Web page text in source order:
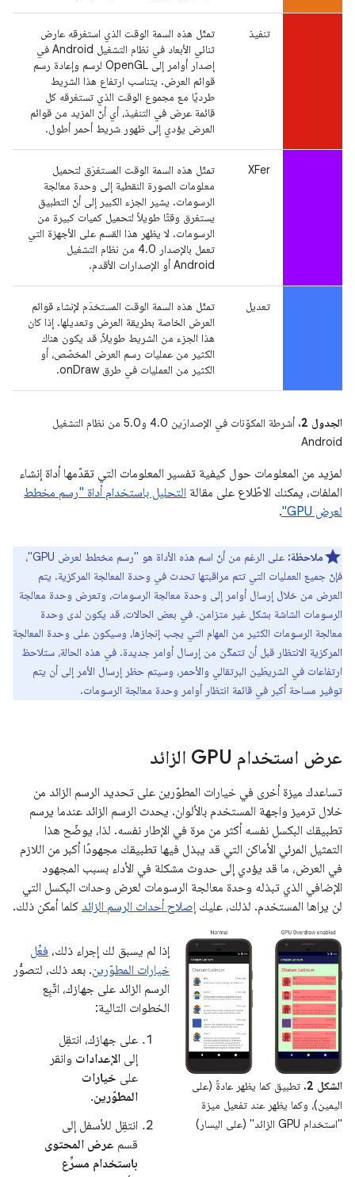
تنفيذ
تمثّل هذه السمة الوقت الذي استغرقه عارض
ثنائي الأبعاد في نظام التشغيل Android في
إصدار أوامر إلى OpenGL لرسم وإعادة رسم
قوائم العرض. يتناسب ارتفاع هذا الشريط
طرديًا مع مجموع الوقت الذي تستغرقه كل
قائمة عرض في التنفيذ، أي أنّ المزيد من قوائم
العرض يؤدي إلى ظهور شريط أحمر أطول.
XFer
تمثّل هذه السمة الوقت المستغرَق لتحميل
معلومات الصورة النقطية إلى وحدة معالجة
الرسومات. يشير الجزء الكبير إلى أنّ التطبيق
يستغرق وقتًا طويلاً لتحميل كميات كبيرة من
الرسومات. لا يظهر هذا القسم على الأجهزة التي
تعمل بالإصدار 4.0 من نظام التشغيل
Android أو الإصدارات الأقدم.
تعديل
تمثّل هذه السمة الوقت المستخدَم لإنشاء قوائم
العرض الخاصة بطريقة العرض وتعديلها. إذا كان
هذا الجزء من الشريط طويلاً، قد يكون هناك
الكثير من عمليات رسم العرض المخصّص، أو
الكثير من العمليات في طرق onDraw.
الجدول 2.
أشرطة المكوّنات في الإصدارَين 4.0 و5.0 من نظام التشغيل
Android
لمزيد من المعلومات حول كيفية تفسير المعلومات التي تقدّمها أداة إنشاء
الملفات، يمكنك الاطّلاع على مقالة التحليل باستخدام أداة "رسم مخطط
لعرض GPU"
.
ملاحظة:
على الرغم من أنّ اسم هذه الأداة هو "رسم مخطط لعرض GPU"،
فإنّ جميع العمليات التي تتم مراقبتها تحدث في وحدة المعالجة المركزية. يتم
العرض من خلال إرسال أوامر إلى وحدة معالجة الرسومات، وتعرض وحدة معالجة
الرسومات الشاشة بشكل غير متزامن. في بعض الحالات، قد يكون لدى وحدة
معالجة الرسومات الكثير من المهام التي يجب إنجازها، وسيكون على وحدة المعالجة
المركزية الانتظار قبل أن تتمكّن من إرسال أوامر جديدة. في هذه الحالة، ستلاحظ
ارتفاعات في الشريطَين البرتقالي والأحمر، وسيتم حظر إرسال الأمر إلى أن يتم
توفير مساحة أكبر في قائمة انتظار أوامر وحدة معالجة الرسومات.
عرض استخدام GPU الزائد
تساعدك ميزة أخرى في خيارات المطوّرين على تحديد الرسم الزائد من
خلال ترميز واجهة المستخدم بالألوان. يحدث الرسم الزائد عندما يرسم
تطبيقك البكسل نفسه أكثر من مرة في الإطار نفسه. لذا، يوضّح هذا
التمثيل المرئي الأماكن التي قد يبذل فيها تطبيقك مجهودًا أكبر من اللازم
في العرض، ما قد يؤدي إلى حدوث مشكلة في الأداء بسبب المجهود
الإضافي الذي تبذله وحدة معالجة الرسومات لعرض وحدات البكسل التي
لن يراها المستخدم. لذلك، عليك إصلاح أحداث الرسم الزائد كلما أمكن ذلك.
إذا لم يسبق لك إجراء ذلك، فعِّل
خيارات المطوّرين. بعد ذلك، لتصوُّر
الرسم الزائد على جهازك، اتّبِع
الخطوات التالية:
على جهازك، انتقِل
إلى الإعدادات وانقر
على خيارات
المطوّرين.
انتقِل للأسفل إلى
قسم عرض المحتوى
باستخدام مسرِّع
الشكل 2.
تطبيق كما يظهر عادةً (على
اليمين)، وكما يظهر عند تفعيل ميزة
"استخدام GPU الزائد" (على اليسار)